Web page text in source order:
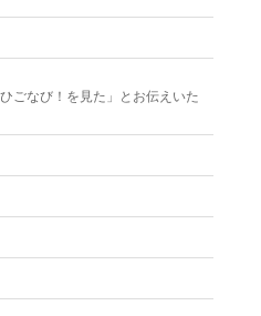
ごなび！を見た」とお伝えいた